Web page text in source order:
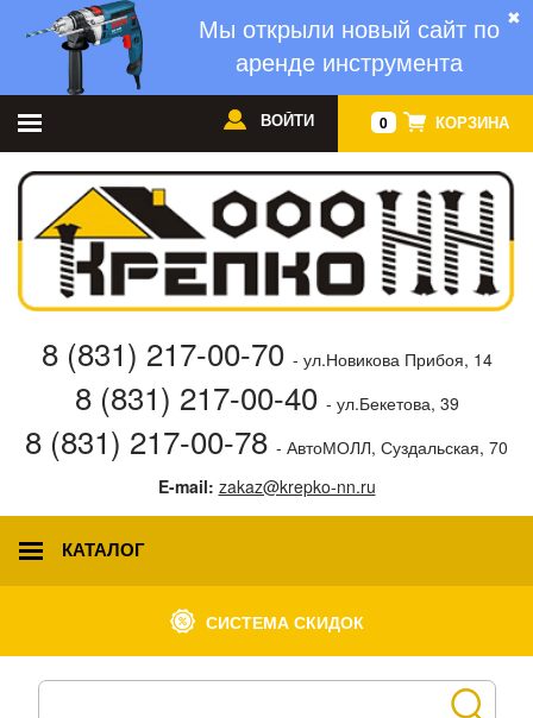
✖
Мы открыли новый сайт по
аренде инструмента
0 КОРЗИНА
ВОЙТИ
8 (831) 217-00-70 - ул.Новикова Прибоя, 14
8 (831) 217-00-40 - ул.Бекетова, 39
8 (831) 217-00-78 - АвтоМОЛЛ, Суздальская, 70
E-mail: zakaz@krepko-nn.ru
КАТАЛОГ
СИСТЕМА СКИДОК